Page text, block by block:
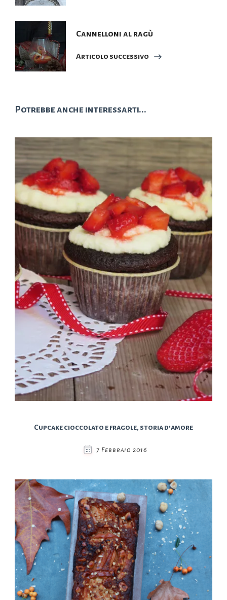
Cannelloni al ragù
Articolo successivo
Potrebbe anche interessarti...
Cupcake cioccolato e fragole, storia d’amore
7 Febbraio 2016